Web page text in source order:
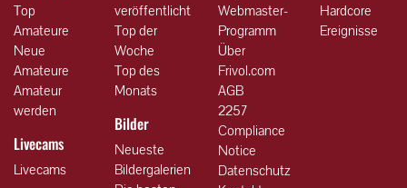
Top
Amateure
Neue
Amateure
Amateur
werden
Livecams
Livecams
veröffentlicht
Top der
Woche
Top des
Monats
Bilder
Neueste
Bildergalerien
Webmaster-
Programm
Über
Frivol.com
AGB
2257
Compliance
Notice
Datenschutz
Hardcore
Ereignisse